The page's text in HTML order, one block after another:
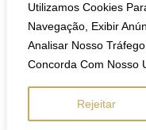
Utilizamos Cookies
Navegação, Exibir
Analisar Nosso
Concorda Com Nosso
Rejeitar
Setembro
Da Prevenção Ao
Entenda A Importância
8 De Setembro De 2023